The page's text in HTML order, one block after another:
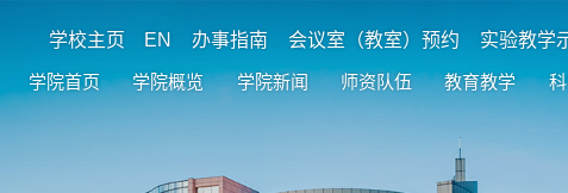
学校主页 EN 办事指南 会议室（教室）预约 实验教学
学院首页 学院概览 学院新闻 师资队伍 教育教学